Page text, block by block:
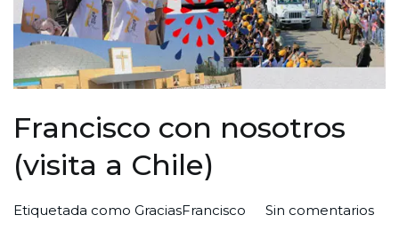
Francisco con nosotros
(visita a Chile)
Por
Publicada
Publicada
Etiquetada como GraciasFrancisco Sin comentariosen